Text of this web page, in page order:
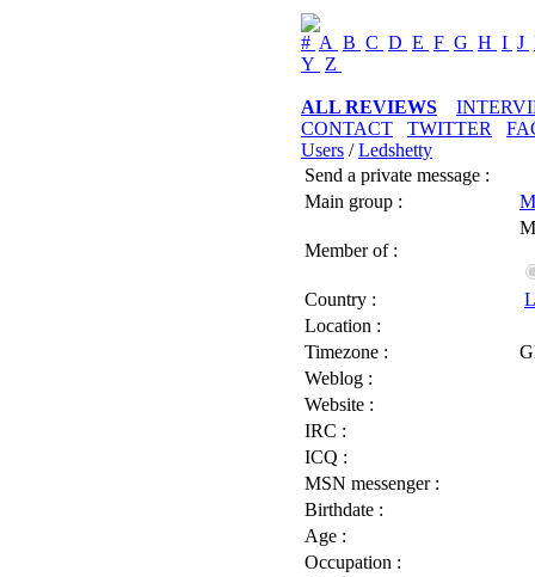
# A B C D E F G H I J
Y Z
ALL REVIEWS
CONTACT
TWITTER
Users /Ledshetty
Send a private message :
Main group :
Member of :
Country :
Location :
Timezone :
Weblog :
Website :
IRC :
ICQ :
MSN messenger :
Birthdate :
Age :
Occupation :